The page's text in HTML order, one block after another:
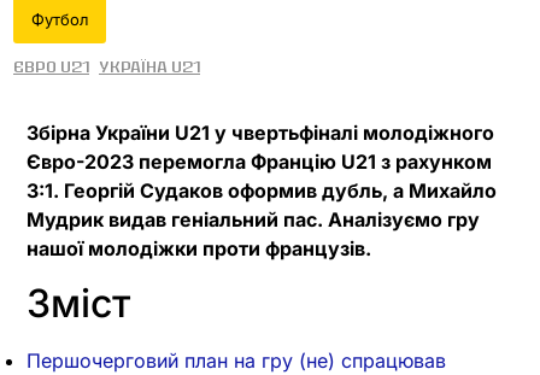
Футбол
Євро U21 Україна U21
Збірна України U21 у чвертьфіналі молодіжного
Євро-2023 перемогла Францію U21 з рахунком
3:1. Георгій Судаков оформив дубль, а Михайло
Мудрик видав геніальний пас. Аналізуємо гру
нашої молодіжки проти французів.
Зміст
Першочерговий план на гру (не) спрацював